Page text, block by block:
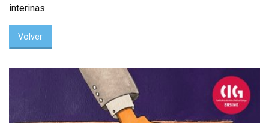
interinas.
Volver